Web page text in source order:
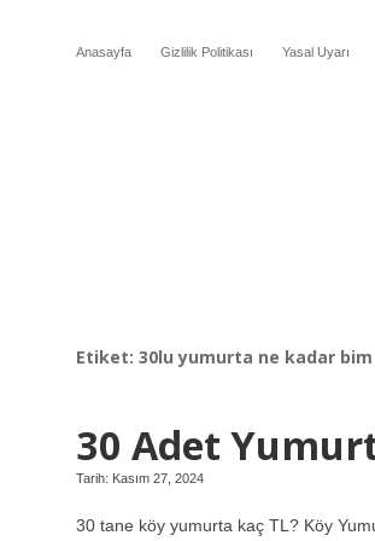
Anasayfa Gizlilik Politikası Yasal Uyarı
Etiket: 30lu yumurta ne kadar bim
30 Adet
Tarih: Kasım 27, 2024
30 tane köy yumurta kaç TL? Köy